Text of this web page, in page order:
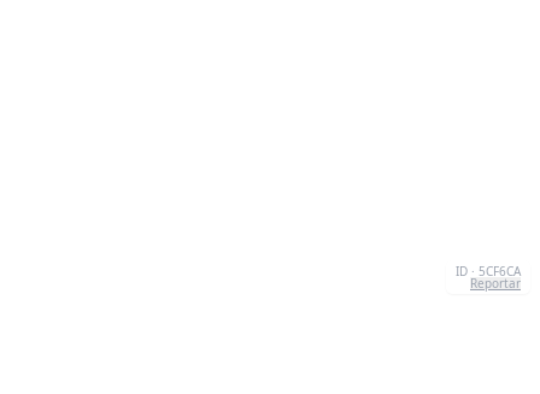
ID · 5CF6CA
Reportar